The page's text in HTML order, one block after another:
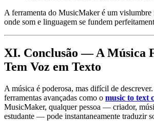
A ferramenta do MusicMaker é um
onde som e linguagem se fundem
XI. Conclusão — A Música
Tem Voz em Texto
A música é poderosa, mas difícil de
ferramentas avançadas como o music to text
MusicMaker, qualquer pessoa — criador,
estudante — pode instantaneamente traduzir